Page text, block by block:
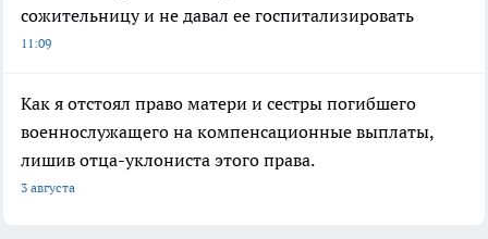
сожительницу и не давал ее госпитализировать
11:09
Как я отстоял право матери и сестры погибшего
военнослужащего на компенсационные выплаты,
лишив отца-уклониста этого права.
3 августа